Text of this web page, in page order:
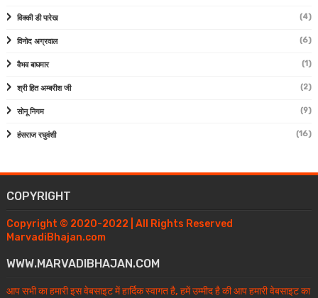
विक्की डी पारेख (4)
विनोद अग्रवाल (6)
वैभव बाघमार (1)
श्री हित अम्बरीश जी (2)
सोनू निगम (9)
हंसराज रघुवंशी (16)
COPYRIGHT
Copyright © 2020-2022 | All Rights Reserved
MarvadiBhajan.com
WWW.MARVADIBHAJAN.COM
आप सभी का हमारी इस वेबसाइट में हार्दिक स्वागत है, हमें उम्मीद है की आप हमारी वेबसाइट का